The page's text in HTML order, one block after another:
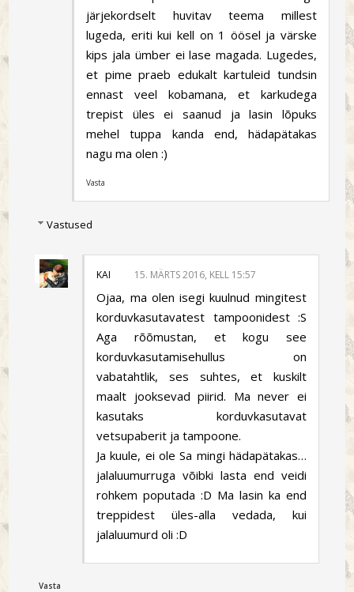
järjekordselt huvitav teema millest
lugeda, eriti kui kell on 1 öösel ja värske
kips jala ümber ei lase magada. Lugedes,
et pime praeb edukalt kartuleid tundsin
ennast veel kobamana, et karkudega
trepist üles ei saanud ja lasin lõpuks
mehel tuppa kanda end, hädapätakas
nagu ma olen :)
Vasta
Vastused
KAI 15. MÄRTS 2016, KELL 15:57
Ojaa, ma olen isegi kuulnud mingitest
korduvkasutavatest tampoonidest :S
Aga rõõmustan, et kogu see
korduvkasutamisehullus on
vabatahtlik, ses suhtes, et kuskilt
maalt jooksevad piirid. Ma never ei
kasutaks korduvkasutavat
vetsupaberit ja tampoone.
Ja kuule, ei ole Sa mingi hädapätakas…
jalaluumurruga võibki lasta end veidi
rohkem poputada :D Ma lasin ka end
treppidest üles-alla vedada, kui
jalaluumurd oli :D
Vasta